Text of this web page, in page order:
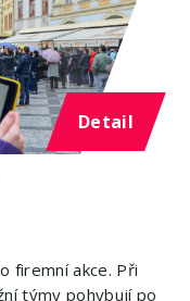
Detail
firemní akce. Při
týmy pohybují po